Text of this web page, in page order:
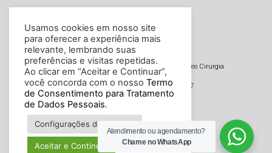
Rodrigo Widholzer Bordinhão
CRM/SC – 14326
Noova – Núcleo de Oncologia, Oncocirurgia e Video Cirurgia
Avançada Ltda
CNPJ/MF sob o n. 20.033.934/0001-37
Desenvolvido por
agmidia.com
Usamos cookies em nosso site
para oferecer a experiência mais
relevante, lembrando suas
preferências e visitas repetidas.
Ao clicar em “Aceitar e Continuar”,
você concorda com o nosso Termo
de Consentimento para Tratamento
de Dados Pessoais.
Configurações de Cookies
Aceitar e Continuar
Atendimento ou agendamento?
Chame no WhatsApp